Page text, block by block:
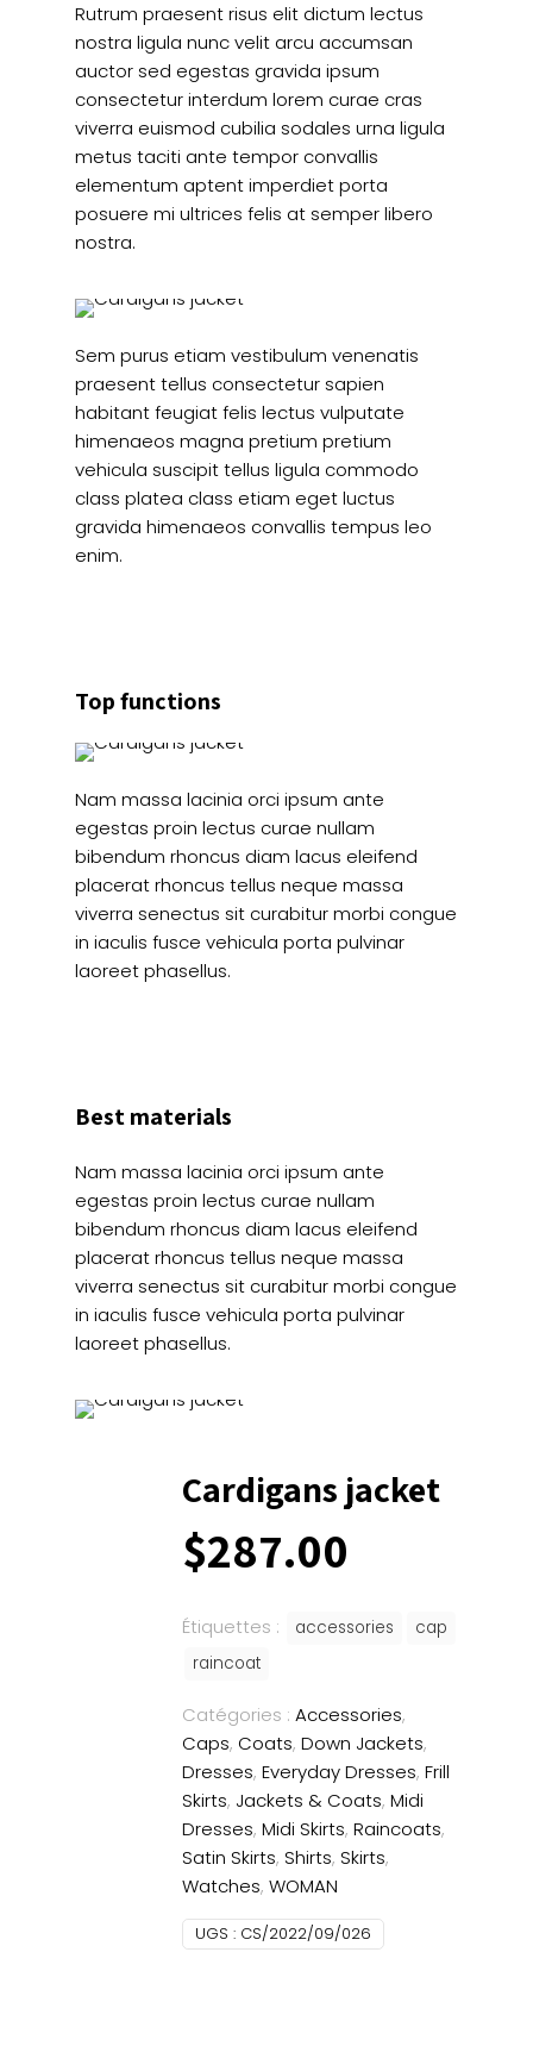
Rutrum praesent risus elit dictum lectus
nostra ligula nunc velit arcu accumsan
auctor sed egestas gravida ipsum
consectetur interdum lorem curae cras
viverra euismod cubilia sodales urna ligula
metus taciti ante tempor convallis
elementum aptent imperdiet porta
posuere mi ultrices felis at semper libero
nostra.
Sem purus etiam vestibulum venenatis
praesent tellus consectetur sapien
habitant feugiat felis lectus vulputate
himenaeos magna pretium pretium
vehicula suscipit tellus ligula commodo
class platea class etiam eget luctus
gravida himenaeos convallis tempus leo
enim.
Top functions
Nam massa lacinia orci ipsum ante
egestas proin lectus curae nullam
bibendum rhoncus diam lacus eleifend
placerat rhoncus tellus neque massa
viverra senectus sit curabitur morbi congue
in iaculis fusce vehicula porta pulvinar
laoreet phasellus.
Best materials
Nam massa lacinia orci ipsum ante
egestas proin lectus curae nullam
bibendum rhoncus diam lacus eleifend
placerat rhoncus tellus neque massa
viverra senectus sit curabitur morbi congue
in iaculis fusce vehicula porta pulvinar
laoreet phasellus.
Cardigans jacket
$287.00
Étiquettes : accessories
cap
raincoat
Catégories : Accessories,
Caps, Coats, Down Jackets,
Dresses, Everyday Dresses, Frill
Skirts, Jackets & Coats, Midi
Dresses, Midi Skirts, Raincoats,
Satin Skirts, Shirts, Skirts,
Watches, WOMAN
UGS : CS/2022/09/026